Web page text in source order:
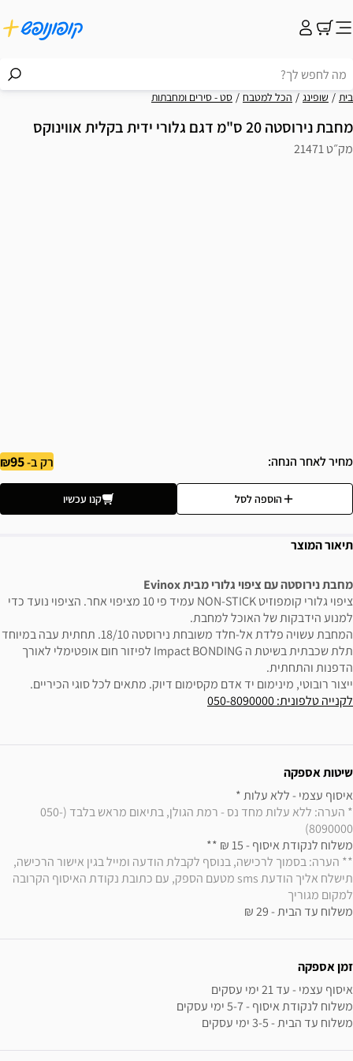
בית שופינג הכל למטבח סט - סירים ומחבתות
מחבת נירוסטה 20 ס"מ דגם גלורי ידית בקלית אווינוקס
מק״ט 21471
מחיר לאחר הנחה רק ב-95
הוספה לסל קנו עכשיו
תיאור המוצר
מחבת נירוסטה עם ציפוי גלורי מבית Evinox
ציפוי גלורי קומפוזיט NON-STICK עמיד פי 10 מציפוי אחר. הציפוי נועד כדי
למנוע הידבקות של האוכל למחבת.
המחבת עשויה פלדת אל-חלד משובחת נירוסטה 18/10. תחתית עבה במיוחד
תלת שכבתית בשיטת ה Impact BONDING לפיזור חום אופטימלי לאורך
הדפנות והתחתית.
ייצור רובוטי, מינימום יד אדם מקסימום דיוק. מתאים לכל סוגי הכיריים.
לקנייה טלפונית: 050-8090000
שיטות אספקה
איסוף עצמי - ללא עלות *
* הערה: ללא עלות מחד נס - רמת הגולן, בתיאום מראש בלבד (050-
8090000)
משלוח לנקודת איסוף - 15 ₪ **
למקום מגוריך
משלוח עד הבית - 29 ₪
זמן אספקה
משלוח עד הבית - 3-5 ימי עסקים